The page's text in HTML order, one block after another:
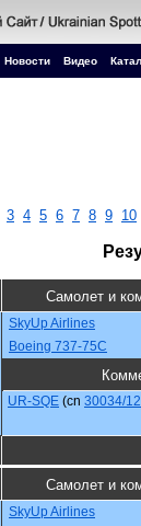
Новости Видео
3 4 5 6 7 8 9 10
Самолет и
SkyUp Airlines
Boeing 737-75C
UR-SQE (cn 30034/
Самолет и
SkyUp Airlines